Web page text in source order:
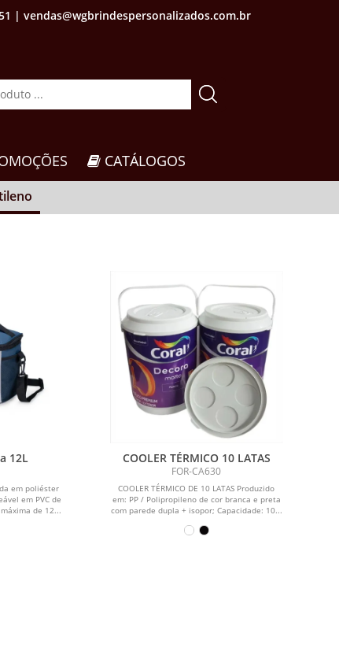
| vendas@wgbrindespersonalizados.com.br
CATÁLOGOS
12L
em poliéster
em PVC de
de 12...
COOLER TÉRMICO 10 LATAS
FOR-CA630
COOLER TÉRMICO DE 10 LATAS Produzido
em: PP / Polipropileno de cor branca e preta
com parede dupla + isopor; Capacidade: 10...